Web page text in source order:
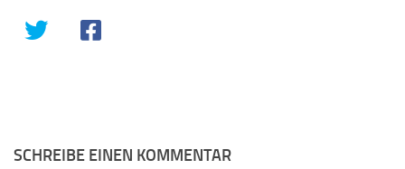
SCHREIBE EINEN KOMMENTAR